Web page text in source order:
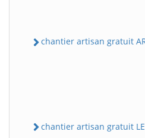
chantier artisan gratuit
chantier artisan gratuit